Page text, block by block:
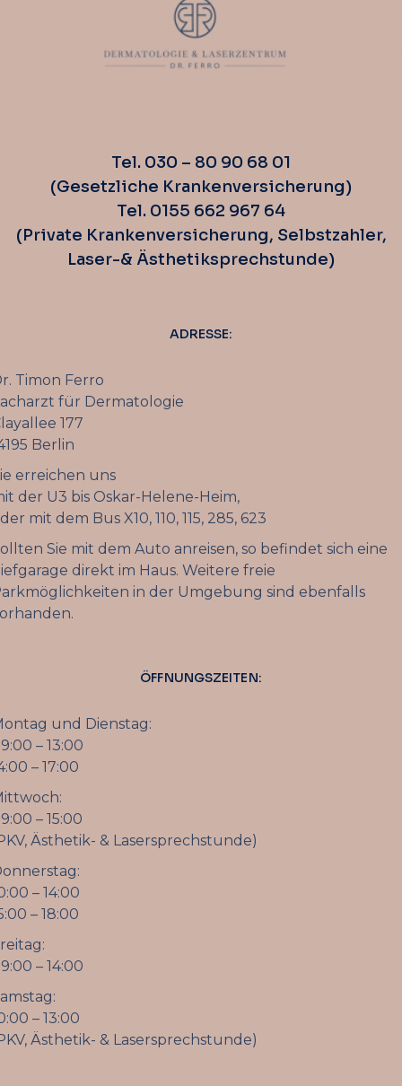
Tel. 030 – 80 90 68 01
(Gesetzliche Krankenversicherung)
Tel. 0155 662 967 64
(Private Krankenversicherung, Selbstzahler,
Laser-& Ästhetiksprechstunde)
ADRESSE:
Timon Ferro
für Dermatologie
177
Berlin
erreichen uns
der U3 bis Oskar-Helene-Heim,
mit dem Bus X10, 110, 115, 285, 623
Sie mit dem Auto anreisen, so befindet sich eine
direkt im Haus. Weitere freie
in der Umgebung sind ebenfalls
ÖFFNUNGSZEITEN:
und Dienstag:
– 13:00
– 17:00
– 15:00
Ästhetik- & Lasersprechstunde)
– 14:00
– 18:00
– 14:00
– 13:00
Ästhetik- & Lasersprechstunde)